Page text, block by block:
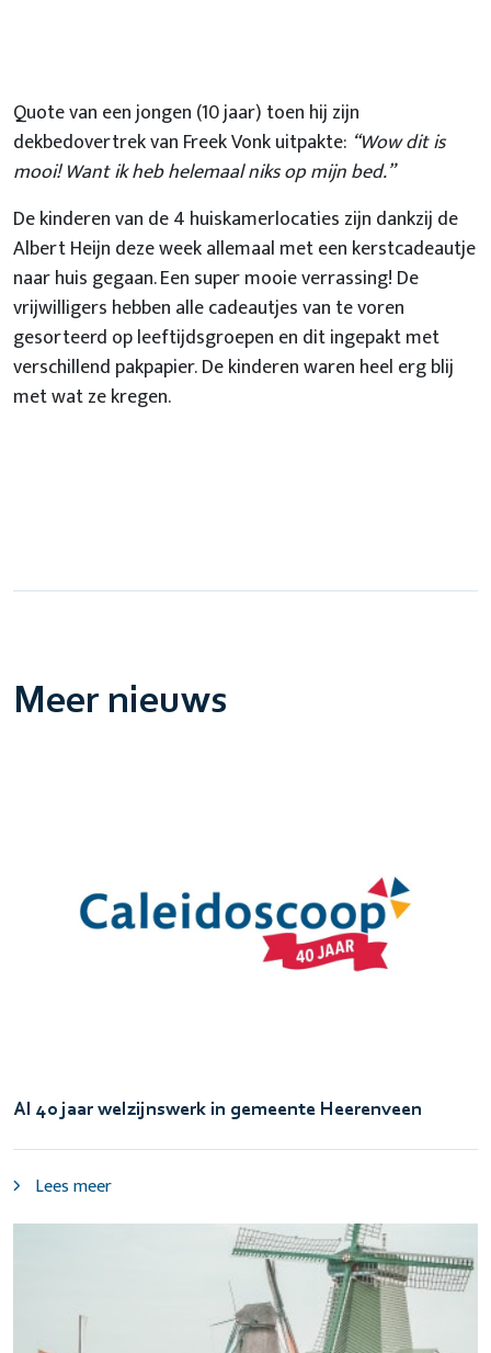
Quote van een jongen (10 jaar) toen hij zijn
dekbedovertrek van Freek Vonk uitpakte: “Wow dit is
mooi! Want ik heb helemaal niks op mijn bed.”
De kinderen van de 4 huiskamerlocaties zijn dankzij de
Albert Heijn deze week allemaal met een kerstcadeautje
naar huis gegaan. Een super mooie verrassing! De
vrijwilligers hebben alle cadeautjes van te voren
gesorteerd op leeftijdsgroepen en dit ingepakt met
verschillend pakpapier. De kinderen waren heel erg blij
met wat ze kregen.
Meer nieuws
Al 40 jaar welzijnswerk in gemeente Heerenveen
Lees meer